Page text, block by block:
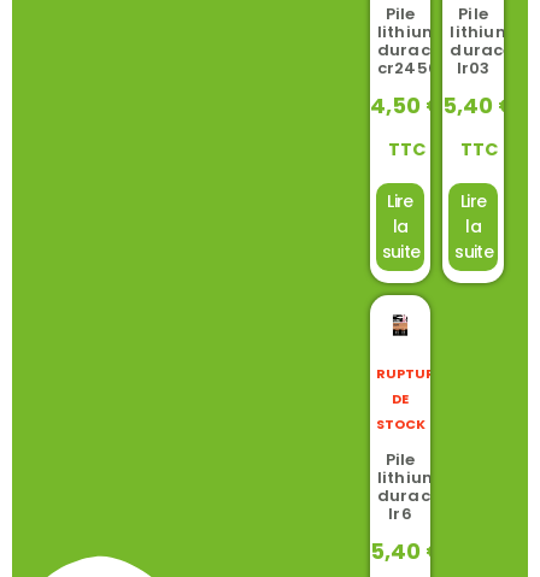
Pile
lithium
duracell
cr2450
4,50 €
TTC
Lire
la
suite
Pile
lithium
duracell
lr03
5,40 €
TTC
Lire
la
suite
RUPTURE
DE
STOCK
Pile
lithium
duracell
lr6
5,40 €